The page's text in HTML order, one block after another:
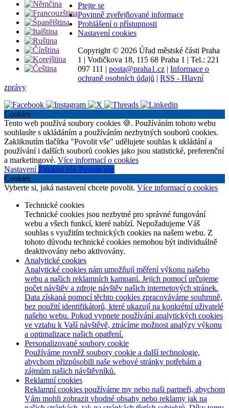
Ptejte se
Povinně zveřejňované informace
Prohlášení o přístupnosti
Nastavení cookies
Copyright © 2026 Úřad městské části Praha
1 | Vodičkova 18, 115 68 Praha 1 | Tel.: 221
097 111 | posta@praha1.cz | Informace o
ochraně osobních údajů | RSS - Hlavní
zprávy
Cookies
Tento web používá soubory cookies 🍪. Používáním tohoto webu
souhlasíte s ukládáním a používáním nezbytných souborů cookies.
Zakliknutím tlačítka "Povolit vše" udělujete souhlas k ukládání a
používání i dalších souborů cookies jako jsou statistické, preferenční
a marketingové. Více informací o cookies
Nastavení Zakázat vše Povolit vše
Cookies
Vyberte si, jaká nastavení chcete povolit. Více informací o cookies
Technické cookies
Technické cookies jsou nezbytné pro správné fungování
webu a všech funkcí, které nabízí. Nepožadujeme Váš
souhlas s využitím technických cookies na našem webu. Z
tohoto důvodu technické cookies nemohou být individuálně
deaktivovány nebo aktivovány.
Analytické cookies
Analytické cookies nám umožňují měření výkonu našeho
webu a našich reklamních kampaní. Jejich pomocí určujeme
počet návštěv a zdroje návštěv našich internetových stránek.
Data získaná pomocí těchto cookies zpracováváme souhrnně,
bez použití identifikátorů, které ukazují na konkrétní uživatelé
našeho webu. Pokud vypnete používání analytických cookies
ve vztahu k Vaší návštěvě, ztrácíme možnost analýzy výkonu
a optimalizace našich opatření.
Personalizované soubory cookie
Používáme rovněž soubory cookie a další technologie,
abychom přizpůsobili naše webové stránky potřebám a
zájmům našich návštěvníků.
Reklamní cookies
Reklamní cookies používáme my nebo naši partneři, abychom
Vám mohli zobrazit vhodné obsahy nebo reklamy jak na